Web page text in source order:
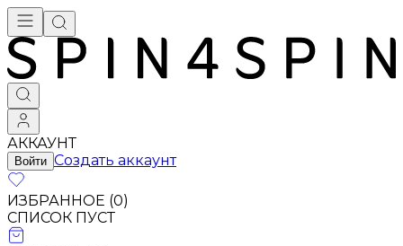
АККАУНТ
Войти Создать аккаунт
ИЗБРАННОЕ (0)
СПИСОК ПУСТ